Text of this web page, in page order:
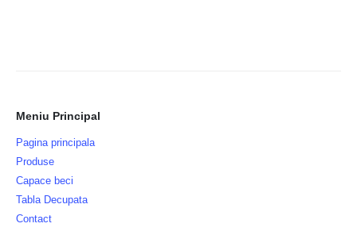
Meniu Principal
Pagina principala
Produse
Capace beci
Tabla Decupata
Contact